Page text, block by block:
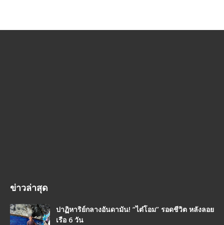
ข่าวล่าสุด
ปาฏิหาริย์กลางอันดามัน! “ไต๋โอม” รอดชีวิต หลังลอย
เรือ 6 วัน